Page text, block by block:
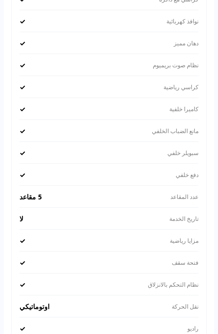
نوافذ كهربائية ✓
دهان مميز ✓
نظام صوت بريميوم ✓
كراسي رياضية ✓
كاميرا خلفية ✓
مانع الضباب الخلفي ✓
سبويلر خلفي ✓
دفع خلفي ✓
عدد المقاعد 5 مقاعد
تاريخ الخدمة لا
مزايا رياضية ✓
فتحة سقف ✓
نظام التحكم بالانزلاق ✓
نقل الحركة اوتوماتيكي
راديو ✓